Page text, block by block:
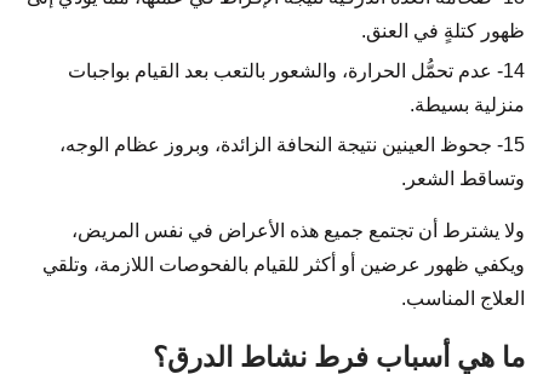
ظهور كتلةٍ في العنق.
14- عدم تحمُّل الحرارة، والشعور بالتعب بعد القيام بواجبات
منزلية بسيطة.
15- جحوظ العينين نتيجة النحافة الزائدة، وبروز عظام الوجه،
وتساقط الشعر.
ولا يشترط أن تجتمع جميع هذه الأعراض في نفس المريض،
ويكفي ظهور عرضين أو أكثر للقيام بالفحوصات اللازمة، وتلقي
العلاج المناسب.
ما هي أسباب فرط نشاط الدرق؟